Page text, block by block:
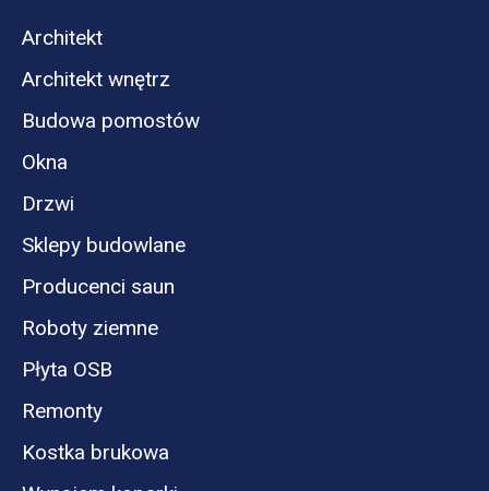
Architekt
Architekt wnętrz
Budowa pomostów
Okna
Drzwi
Sklepy budowlane
Producenci saun
Roboty ziemne
Płyta OSB
Remonty
Kostka brukowa